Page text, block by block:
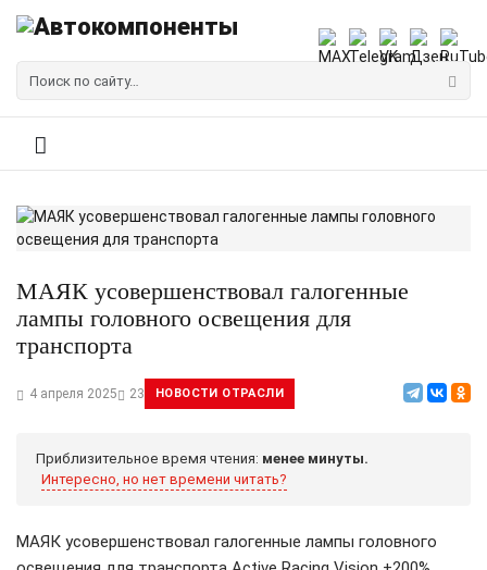
МАЯК усовершенствовал галогенные
лампы головного освещения для
транспорта
4 апреля 2025 23 НОВОСТИ ОТРАСЛИ
Приблизительное время чтения: менее минуты.
Интересно, но нет времени читать?
МАЯК усовершенствовал галогенные лампы головного